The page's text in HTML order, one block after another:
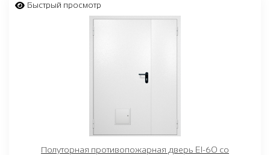
Быстрый просмотр
Полуторная противопожарная дверь EI-60 со